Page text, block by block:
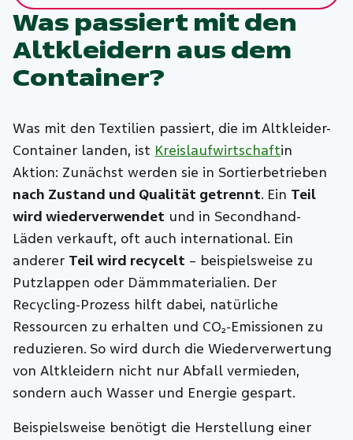
Was passiert mit den
Altkleidern aus dem
Container?
Was mit den Textilien passiert, die im Altkleider-
Container landen, ist Kreislaufwirtschaftin
Aktion: Zunächst werden sie in Sortierbetrieben
nach Zustand und Qualität getrennt. Ein Teil
wird wiederverwendet und in Secondhand-
Läden verkauft, oft auch international. Ein
anderer Teil wird recycelt – beispielsweise zu
Putzlappen oder Dämmmaterialien. Der
Recycling-Prozess hilft dabei, natürliche
Ressourcen zu erhalten und CO₂-Emissionen zu
reduzieren. So wird durch die Wiederverwertung
von Altkleidern nicht nur Abfall vermieden,
sondern auch Wasser und Energie gespart.
Beispielsweise benötigt die Herstellung einer